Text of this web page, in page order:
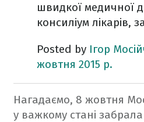
швидкої медичної
консиліум лікарів,
Posted by Ігор
жовтня 2015 р.
Нагадаємо, 8 жовтня
у важкому стані